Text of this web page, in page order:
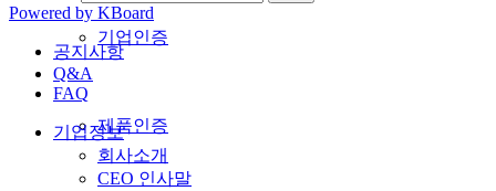
기업인증
제품인증
Powered by KBoard
공지사항
Q&A
FAQ
기업정보
회사소개
CEO 인사말